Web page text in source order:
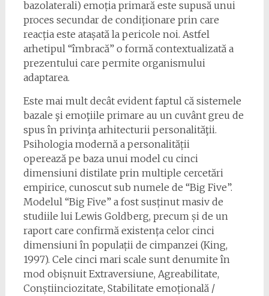
bazolaterali) emoția primară este supusă unui
proces secundar de condiționare prin care
reacția este atașată la pericole noi. Astfel
arhetipul “îmbracă” o formă contextualizată a
prezentului care permite organismului
adaptarea.
Este mai mult decât evident faptul că sistemele
bazale şi emoţiile primare au un cuvânt greu de
spus în privinţa arhitecturii personalităţii.
Psihologia modernă a personalității
operează pe baza unui model cu cinci
dimensiuni distilate prin multiple cercetări
empirice, cunoscut sub numele de “Big Five”.
Modelul “Big Five” a fost susținut masiv de
studiile lui Lewis Goldberg, precum și de un
raport care confirmă existența celor cinci
dimensiuni în populații de cimpanzei (King,
1997). Cele cinci mari scale sunt denumite în
mod obișnuit Extraversiune, Agreabilitate,
Conștiinciozitate, Stabilitate emoțională /